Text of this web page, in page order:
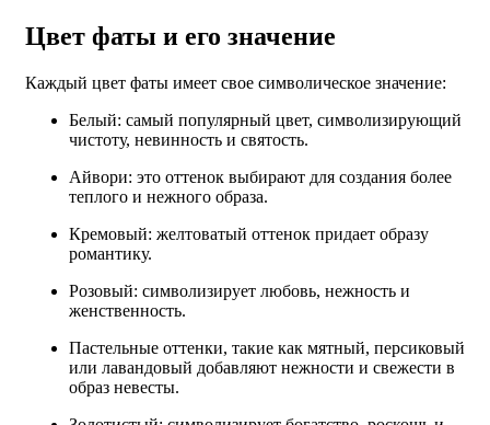
Цвет фаты и его значение
Каждый цвет фаты имеет свое символическое значение:
Белый: самый популярный цвет, символизирующий
чистоту, невинность и святость.
Айвори: это оттенок выбирают для создания более
теплого и нежного образа.
Кремовый: желтоватый оттенок придает образу
романтику.
Розовый: символизирует любовь, нежность и
женственность.
Пастельные оттенки, такие как мятный, персиковый
или лавандовый добавляют нежности и свежести в
образ невесты.